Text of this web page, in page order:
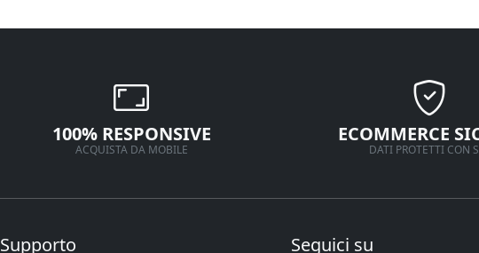
100% RESPONSIVE
ACQUISTA DA MOBILE
ECOMMERCE
DATI PROTETTI CON
Supporto Seguici su